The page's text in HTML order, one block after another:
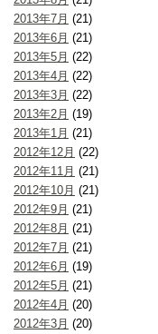
2013年7月 (21)
2013年6月 (21)
2013年5月 (22)
2013年4月 (22)
2013年3月 (22)
2013年2月 (19)
2013年1月 (21)
2012年12月 (22)
2012年11月 (21)
2012年10月 (21)
2012年9月 (21)
2012年8月 (21)
2012年7月 (21)
2012年6月 (19)
2012年5月 (21)
2012年4月 (20)
2012年3月 (20)